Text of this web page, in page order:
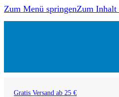
Zum Menü springenZum Inhalt
Gratis Versand ab 25 €